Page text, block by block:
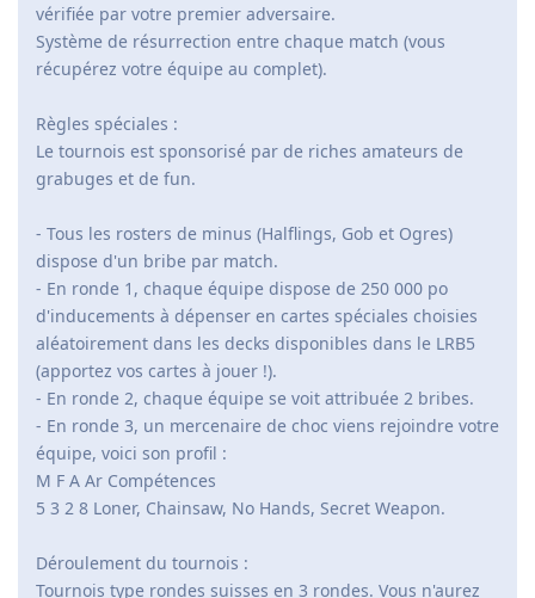
vérifiée par votre premier adversaire.
Système de résurrection entre chaque match (vous
récupérez votre équipe au complet).
Règles spéciales :
Le tournois est sponsorisé par de riches amateurs de
grabuges et de fun.
- Tous les rosters de minus (Halflings, Gob et Ogres)
dispose d'un bribe par match.
- En ronde 1, chaque équipe dispose de 250 000 po
d'inducements à dépenser en cartes spéciales choisies
aléatoirement dans les decks disponibles dans le LRB5
(apportez vos cartes à jouer !).
- En ronde 2, chaque équipe se voit attribuée 2 bribes.
- En ronde 3, un mercenaire de choc viens rejoindre votre
équipe, voici son profil :
M F A Ar Compétences
5 3 2 8 Loner, Chainsaw, No Hands, Secret Weapon.
Déroulement du tournois :
Tournois type rondes suisses en 3 rondes. Vous n'aurez